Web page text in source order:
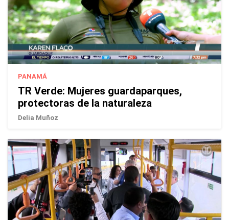
PANAMÁ
TR Verde: Mujeres guardaparques,
protectoras de la naturaleza
Delia Muñoz